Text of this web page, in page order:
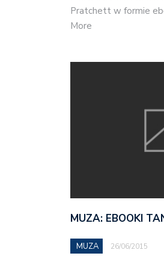
Pratchett w formie
More
MUZA: EBOOKI
MUZA 26/06/2015